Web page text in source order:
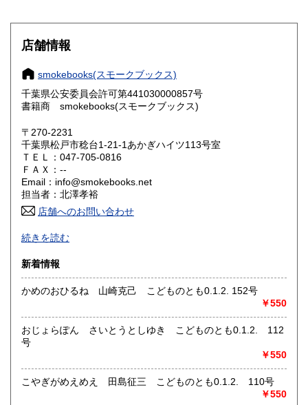
385円 385円
大阪府
奈良県 385円 和歌山県
鳥取県 385円 島根県
岡山県 385円 広島県
山口県
香川県
佐賀県
熊本県 385円 大分県 385円
宮崎県 385円 鹿児島県 385円
沖縄県
店舗情報
smokebooks(スモークブックス)
千葉県公安委員会許可第441030000857号
書籍商 smokebooks(スモークブックス)
〒270-2231
千葉県松戸市稔台1-21-1あかぎハイツ113号室
ＴＥＬ：047-705-0816
ＦＡＸ：--
Email：info@smokebooks.net
担当者：北澤孝裕
店舗へのお問い合わせ
最寄駅：新八柱
営業時間：11:00~18:30
定休日：木曜日
書籍の買取について
店頭・出張・郵送買取り受け付けております。
取り扱い分野
続きを読む
新着情報
かめのおひるね 山崎克己 こどものとも0.1.2. 152号
￥550
おじょらぽん さいとうとしゆき こどものとも0.1.2. 112
号
￥550
こやぎがめえめえ 田島征三 こどものとも0.1.2. 110号
￥550